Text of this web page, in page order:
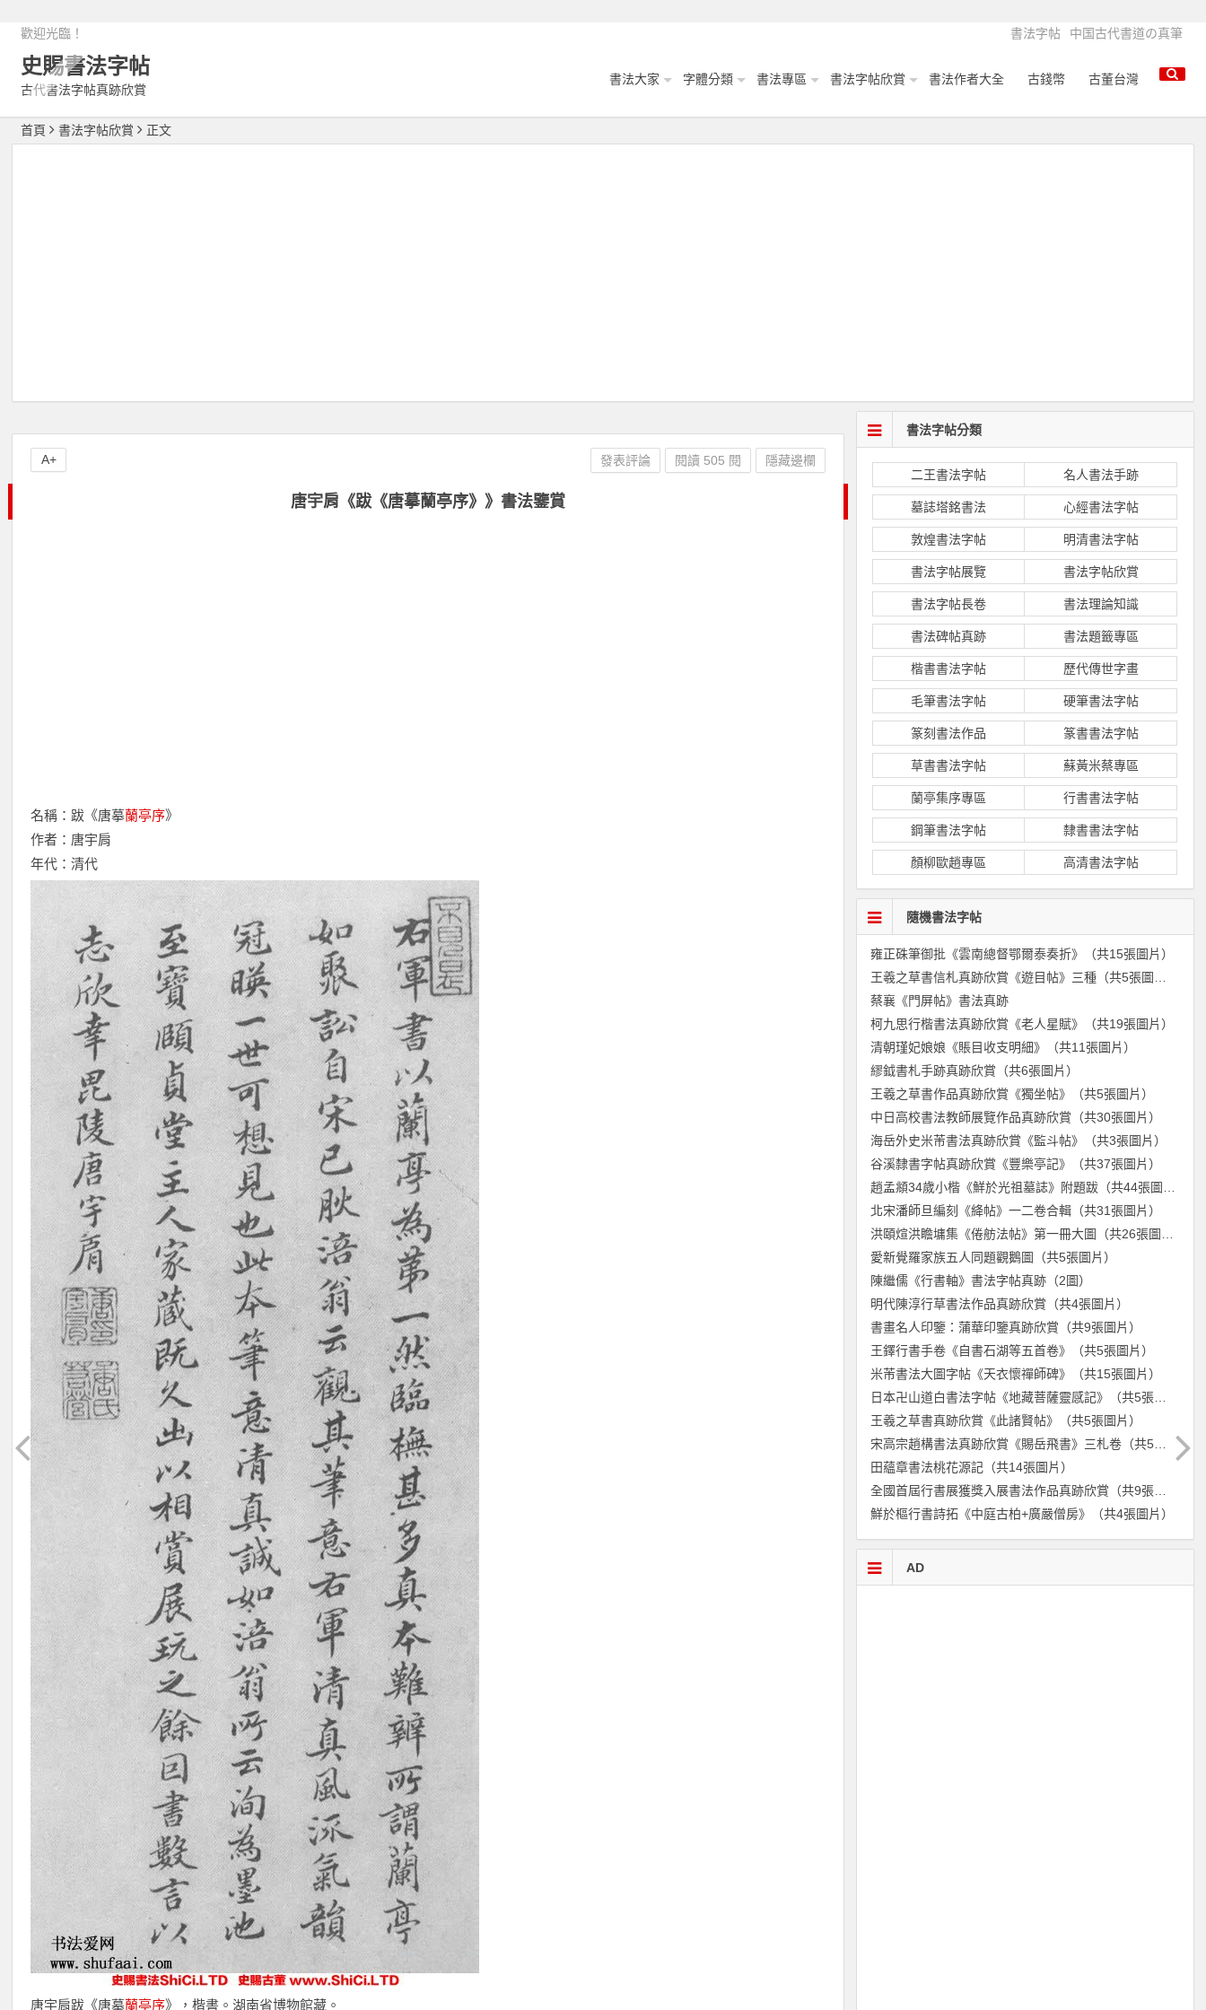
歡迎光臨！ 書法字帖 中国古代書道の真筆
史賜書法字帖
古代書法字帖真跡欣賞
書法大家 字體分類 書法專區 書法字帖欣賞 書法作者大全 古錢幣 古董台灣
首頁 書法字帖欣賞 正文
唐宇肩《跋《唐摹蘭亭序》》書法鑒賞
名稱：跋《唐摹蘭亭序》
作者：唐宇肩
年代：清代
唐宇肩跋《唐摹蘭亭序》，楷書。湖南省博物館藏。
發表評論 閱讀 505 閱 隱藏邊欄
A+
書法字帖分類
二王書法字帖 名人書法手跡
墓誌塔銘書法 心經書法字帖
敦煌書法字帖 明清書法字帖
書法字帖展覽 書法字帖欣賞
書法字帖長卷 書法理論知識
書法碑帖真跡 書法題籤專區
楷書書法字帖 歷代傳世字畫
毛筆書法字帖 硬筆書法字帖
篆刻書法作品 篆書書法字帖
草書書法字帖 蘇黃米蔡專區
蘭亭集序專區 行書書法字帖
鋼筆書法字帖 隸書書法字帖
顏柳歐趙專區 高清書法字帖
隨機書法字帖
雍正硃筆御批《雲南總督鄂爾泰奏折》（共15張圖片）
蔡襄《門屏帖》書法真跡
柯九思行楷書法真跡欣賞《老人星賦》（共19張圖片）
清朝瑾妃娘娘《賬目收支明細》（共11張圖片）
繆鉞書札手跡真跡欣賞（共6張圖片）
王羲之草書作品真跡欣賞《獨坐帖》（共5張圖片）
中日高校書法教師展覽作品真跡欣賞（共30張圖片）
海岳外史米芾書法真跡欣賞《監斗帖》（共3張圖片）
谷溪隸書字帖真跡欣賞《豐樂亭記》（共37張圖片）
北宋潘師旦編刻《絳帖》一二卷合輯（共31張圖片）
愛新覺羅家族五人同題觀鵝圖（共5張圖片）
陳繼儒《行書軸》書法字帖真跡（2圖）
明代陳淳行草書法作品真跡欣賞（共4張圖片）
書畫名人印鑒：蒲華印鑒真跡欣賞（共9張圖片）
王鐸行書手卷《自書石湖等五首卷》（共5張圖片）
米芾書法大圖字帖《天衣懷禪師碑》（共15張圖片）
日本卍山道白書法字帖《地藏菩薩靈感記》（共5張圖片）
王羲之草書真跡欣賞《此諸賢帖》（共5張圖片）
宋高宗趙構書法真跡欣賞《賜岳飛書》三札卷（共5張圖片）
田蘊章書法桃花源記（共14張圖片）
全國首屆行書展獲獎入展書法作品真跡欣賞（共9張圖片）
鮮於樞行書詩拓《中庭古柏+廣嚴僧房》（共4張圖片）
AD